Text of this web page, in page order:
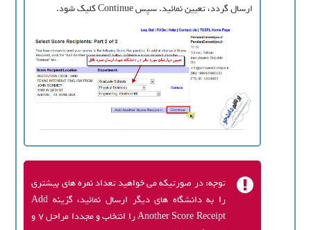
ارسال گردد، تعیین نمائید. سپس Continue کلیک شود.
توجه: در صورتیکه می خواهید تعداد نمره های بیشتری
را به دانشگاه های دیگر ارسال نمائید، گزینه Add
Another Score Receipt را انتخاب و مجددا مراحل 7 و